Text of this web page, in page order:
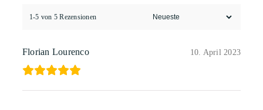
1-5 von 5 Rezensionen
Florian Lourenco 10. April 2023